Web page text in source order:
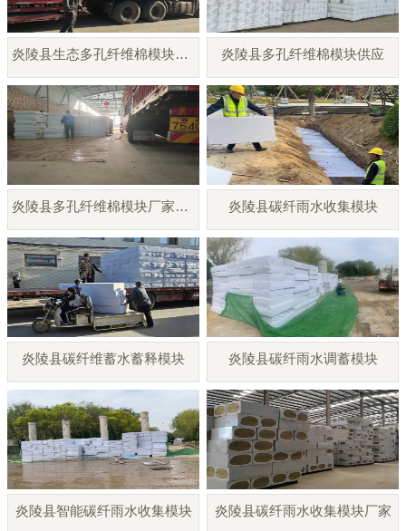
炎陵县生态多孔纤维棉模块厂家 炎陵县多孔纤维棉模块供应
炎陵县多孔纤维棉模块厂家直销 炎陵县碳纤雨水收集模块
炎陵县碳纤维蓄水蓄释模块 炎陵县碳纤雨水调蓄模块
炎陵县智能碳纤雨水收集模块 炎陵县碳纤雨水收集模块厂家